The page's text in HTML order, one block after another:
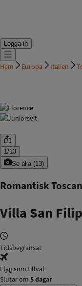
Logga in
Hem Europa Italien
1/13
Se alla (13)
Romantisk
Villa San
Tidsbegränsat
Flyg som tillval
Slutar om 5 dagar